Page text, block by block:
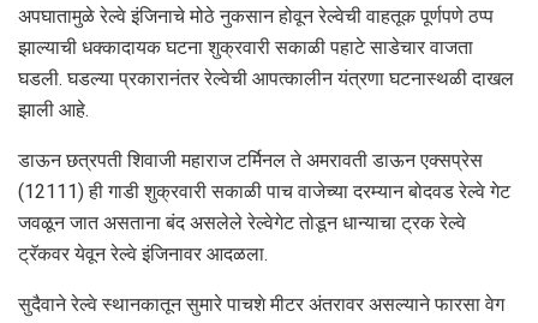
अपघातामुळे रेल्वे इंजिनाचे मोठे नुकसान होवून रेल्वेची वाहतूक पूर्णपणे ठप्प
झाल्याची धक्कादायक घटना शुक्रवारी सकाळी पहाटे साडेचार वाजता
घडली. घडल्या प्रकारानंतर रेल्वेची आपत्कालीन यंत्रणा घटनास्थळी दाखल
झाली आहे.
डाऊन छत्रपती शिवाजी महाराज टर्मिनल ते अमरावती डाऊन एक्सप्रेस
(12111) ही गाडी शुक्रवारी सकाळी पाच वाजेच्या दरम्यान बोदवड रेल्वे गेट
जवळून जात असताना बंद असलेले रेल्वेगेट तोडून धान्याचा ट्रक रेल्वे
ट्रॅकवर येवून रेल्वे इंजिनावर आदळला.
सुदैवाने रेल्वे स्थानकातून सुमारे पाचशे मीटर अंतरावर असल्याने फारसा वेग